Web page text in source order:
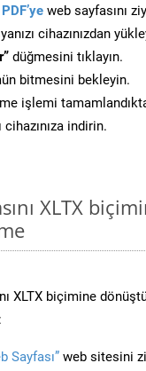
web sayfasını
cihazınızdan
düğmesini tıklayın.
bitmesini bekleyin.
işlemi
cihazınıza indirin.
XLTX
XLTX biçimine
Sayfası” web sitesini